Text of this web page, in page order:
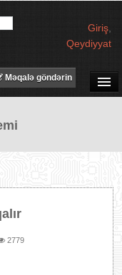
Giriş
Qeydiyyat
TV
Məqalə göndərin
2779